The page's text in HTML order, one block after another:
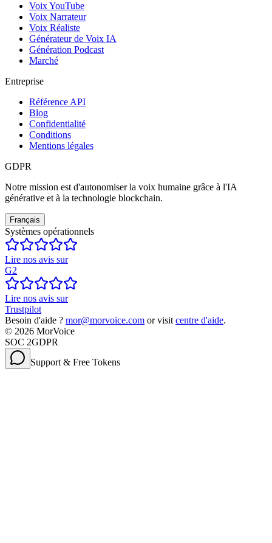
Voix YouTube
Voix Narrateur
Voix Réaliste
Générateur de Voix IA
Génération Podcast
Marché
Entreprise
Référence API
Blog
Confidentialité
Conditions
Mentions légales
GDPR
Notre mission est d'autonomiser la voix humaine grâce à l'IA
générative et à la technologie blockchain.
Français
Systèmes opérationnels
Lire nos avis sur
G2
Lire nos avis sur
Trustpilot
Besoin d'aide ? mor@morvoice.com or visit centre d'aide.
© 2026 MorVoice
SOC 2GDPR
Support & Free Tokens